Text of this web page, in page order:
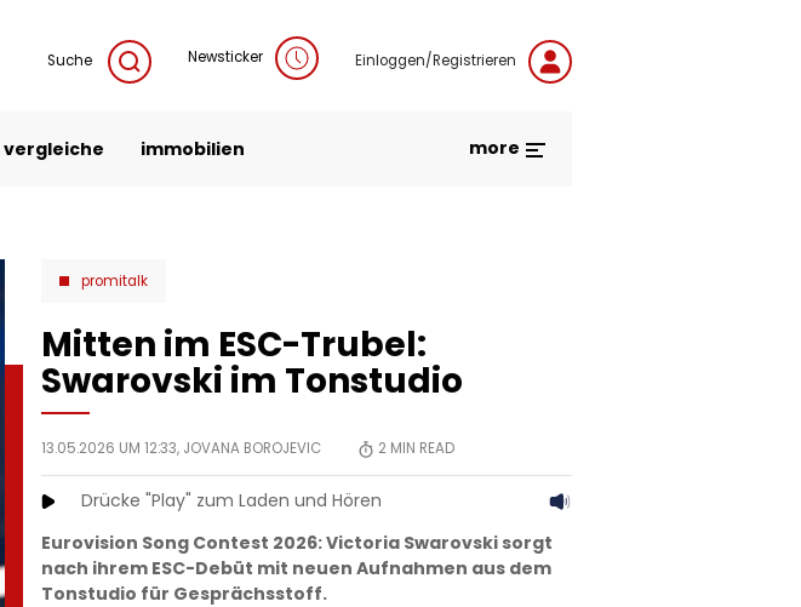
Suche Newsticker Einloggen/Registrieren
vergleiche immobilien more
promitalk
Mitten im ESC-Trubel:
Swarovski im Tonstudio
13.05.2026 UM 12:33, JOVANA BOROJEVIC 2 MIN READ
Drücke "Play" zum Laden und Hören
Eurovision Song Contest 2026: Victoria Swarovski sorgt
nach ihrem ESC-Debüt mit neuen Aufnahmen aus dem
Tonstudio für Gesprächsstoff.